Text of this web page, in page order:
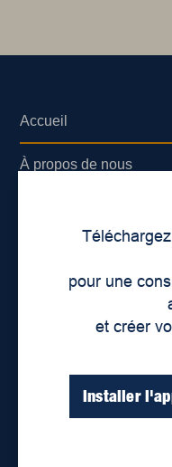
pour une
et créer
Installer
Accueil
À propos de nous
Lieux de distribution